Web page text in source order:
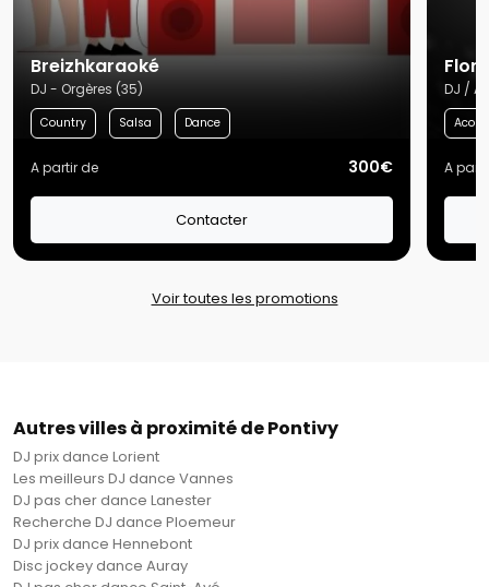
Breizhkaraoké
DJ - Orgères (35)
Country Salsa Dance
A partir de 300€
Contacter
DJ /
A
Voir toutes les promotions
Autres villes à proximité de Pontivy
DJ prix dance Lorient
Les meilleurs DJ dance Vannes
DJ pas cher dance Lanester
Recherche DJ dance Ploemeur
DJ prix dance Hennebont
Disc jockey dance Auray